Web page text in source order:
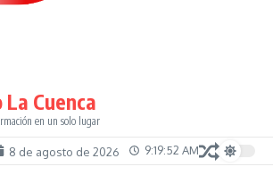
Cuenca
en un solo lugar
8 de agosto de 2026 9:19:52 AM